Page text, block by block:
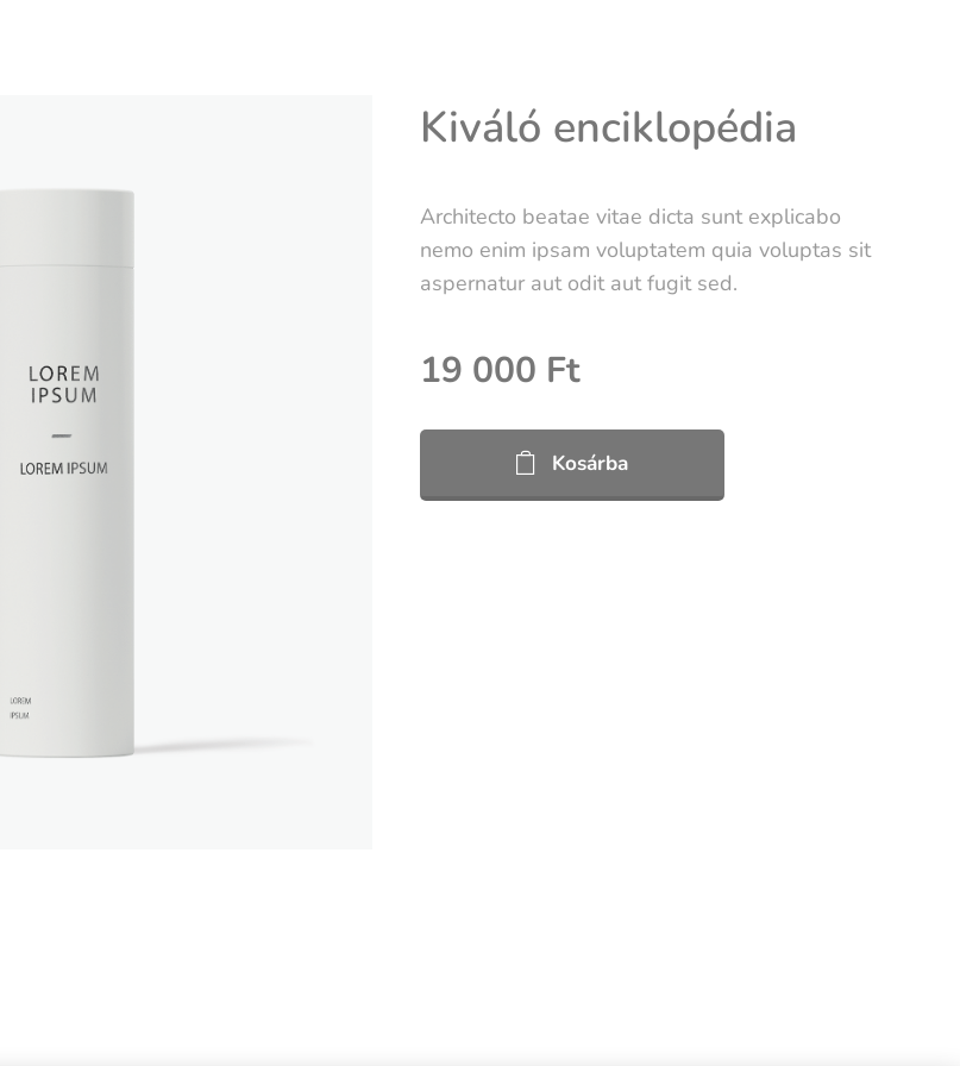
Kiváló enciklopédia
Architecto beatae vitae dicta sunt explicabo
nemo enim ipsam voluptatem quia voluptas sit
aspernatur aut odit aut fugit sed.
19 000 Ft
Kosárba